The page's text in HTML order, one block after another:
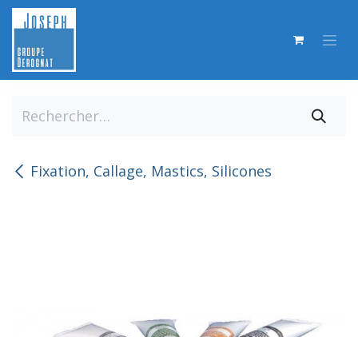
Se rendre au contenu
Fixation, Callage, Mastics, Silicones